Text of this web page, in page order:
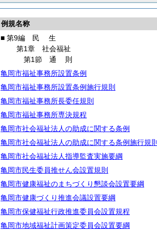
例規名称
■ 第9編
民 生
第1章 社会福祉
第1節 通 則
亀岡市福祉事務所設置条例
亀岡市福祉事務所設置条例施行規則
亀岡市福祉事務所長委任規則
亀岡市福祉事務所専決規程
亀岡市社会福祉法人の助成に関する条例
亀岡市社会福祉法人の助成に関する条例施行規則
亀岡市社会福祉法人指導監査実施要綱
亀岡市民生委員推せん会設置規則
亀岡市健康福祉のまちづくり懇談会設置要綱
亀岡市健康づくり推進会議設置要綱
亀岡市保健福祉行政推進委員会設置規程
亀岡市地域福祉計画策定委員会設置要綱